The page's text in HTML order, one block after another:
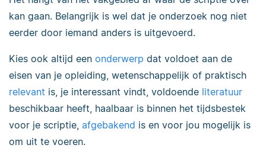
kan gaan. Belangrijk is wel dat je onderzoek nog niet
eerder door iemand anders is uitgevoerd.
Kies ook altijd een onderwerp dat voldoet aan de
eisen van je opleiding, wetenschappelijk of praktisch
relevant is, je interessant vindt, voldoende literatuur
beschikbaar heeft, haalbaar is binnen het tijdsbestek
voor je scriptie, afgebakend is en voor jou mogelijk is
om uit te voeren.